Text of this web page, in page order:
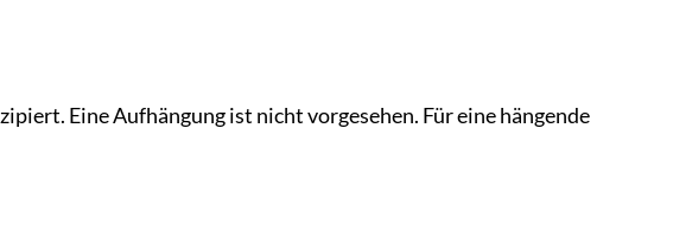
Eine Aufhängung ist nicht vorgesehen. Für eine hängende